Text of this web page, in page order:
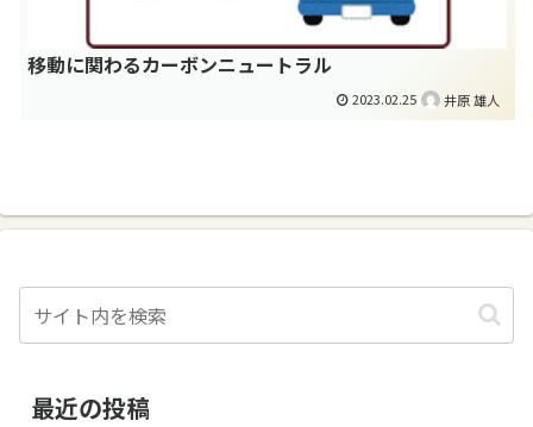
移動に関わるカーボンニュートラル
2023.02.25 井原 雄人
最近の投稿